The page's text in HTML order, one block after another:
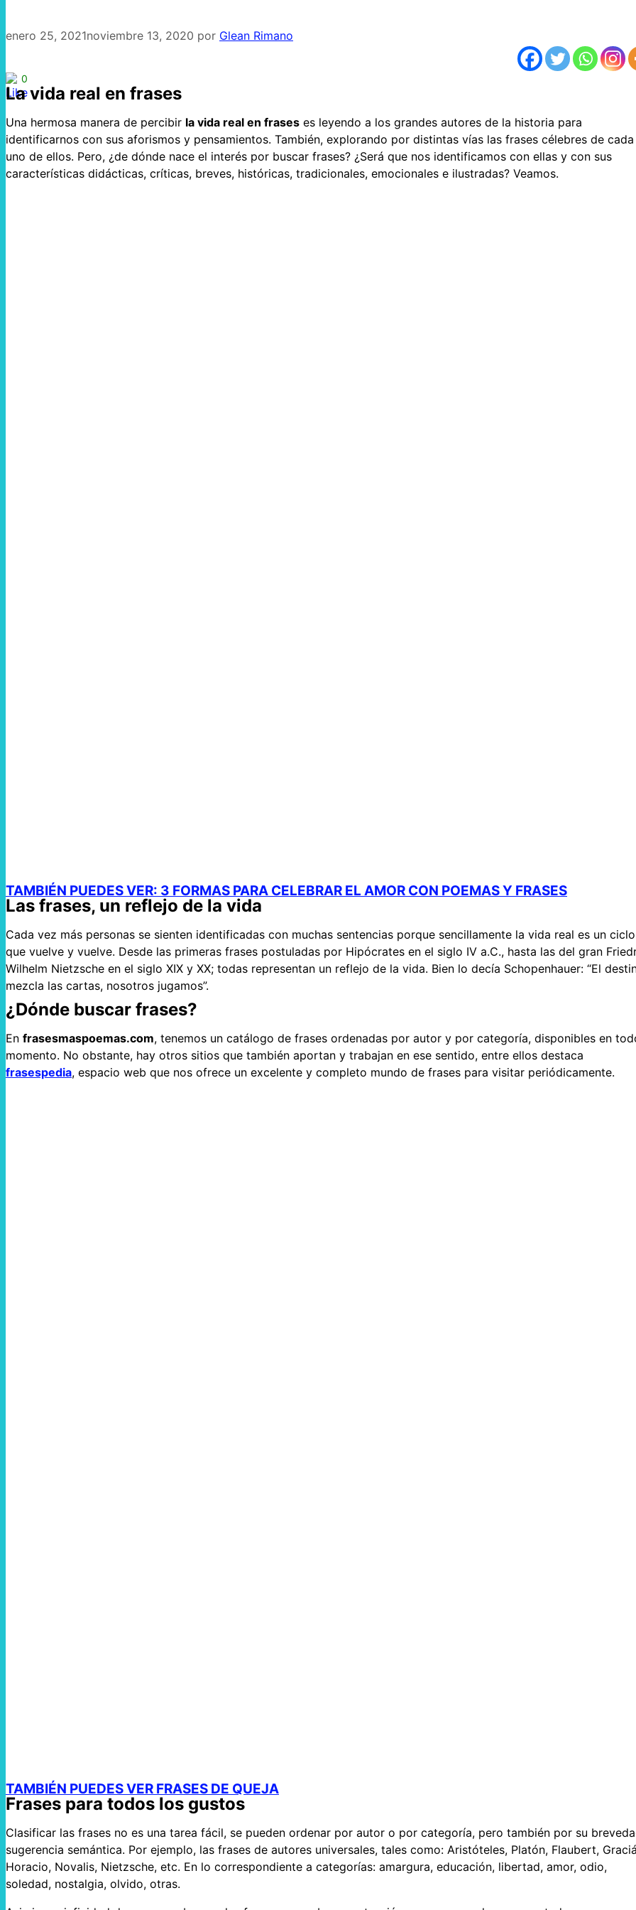
enero 25, 2021noviembre 13, 2020 por Glean Rimano
0
La vida real en frases
Una hermosa manera de percibir la vida real en frases es leyendo a los grandes autores de la historia para
identificarnos con sus aforismos y pensamientos. También, explorando por distintas vías las frases célebres de cada
uno de ellos. Pero, ¿de dónde nace el interés por buscar frases? ¿Será que nos identificamos con ellas y con sus
características didácticas, críticas, breves, históricas, tradicionales, emocionales e ilustradas? Veamos.
TAMBIÉN PUEDES VER: 3 FORMAS PARA CELEBRAR EL AMOR CON POEMAS Y FRASES
Las frases, un reflejo de la vida
Cada vez más personas se sienten identificadas con muchas sentencias porque sencillamente la vida real es un ciclo
que vuelve y vuelve. Desde las primeras frases postuladas por Hipócrates en el siglo IV a.C., hasta las del gran
Wilhelm Nietzsche en el siglo XIX y XX; todas representan un reflejo de la vida. Bien lo decía Schopenhauer: “El
mezcla las cartas, nosotros jugamos”.
¿Dónde buscar frases?
En frasesmaspoemas.com, tenemos un catálogo de frases ordenadas por autor y por categoría, disponibles en
momento. No obstante, hay otros sitios que también aportan y trabajan en ese sentido, entre ellos destaca
frasespedia, espacio web que nos ofrece un excelente y completo mundo de frases para visitar periódicamente.
TAMBIÉN PUEDES VER FRASES DE QUEJA
Frases para todos los gustos
Clasificar las frases no es una tarea fácil, se pueden ordenar por autor o por categoría, pero también por su
sugerencia semántica. Por ejemplo, las frases de autores universales, tales como: Aristóteles, Platón, Flaubert,
Horacio, Novalis, Nietzsche, etc. En lo correspondiente a categorías: amargura, educación, libertad, amor, odio,
soledad, nostalgia, olvido, otras.